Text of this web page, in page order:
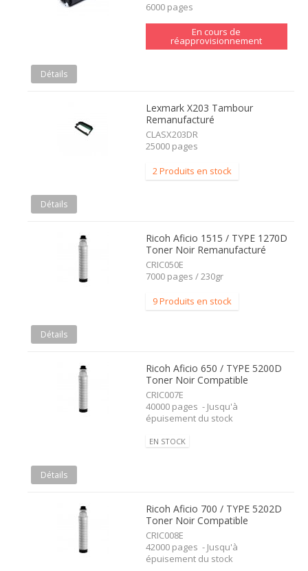
6000 pages
En cours de
réapprovisionnement
Détails
Lexmark X203 Tambour
Remanufacturé
CLASX203DR
25000 pages
2 Produits en stock
Détails
Ricoh Aficio 1515 / TYPE 1270D
Toner Noir Remanufacturé
CRIC050E
7000 pages / 230gr
9 Produits en stock
Détails
Ricoh Aficio 650 / TYPE 5200D
Toner Noir Compatible
CRIC007E
40000 pages - Jusqu'à
épuisement du stock
EN STOCK
Détails
Ricoh Aficio 700 / TYPE 5202D
Toner Noir Compatible
CRIC008E
42000 pages - Jusqu'à
épuisement du stock